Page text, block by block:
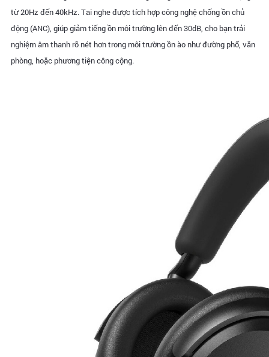
từ 20Hz đến 40kHz. Tai nghe được tích hợp công nghệ chống ồn chủ
động (ANC), giúp giảm tiếng ồn môi trường lên đến 30dB, cho bạn trải
nghiệm âm thanh rõ nét hơn trong môi trường ồn ào như đường phố, văn
phòng, hoặc phương tiện công cộng.